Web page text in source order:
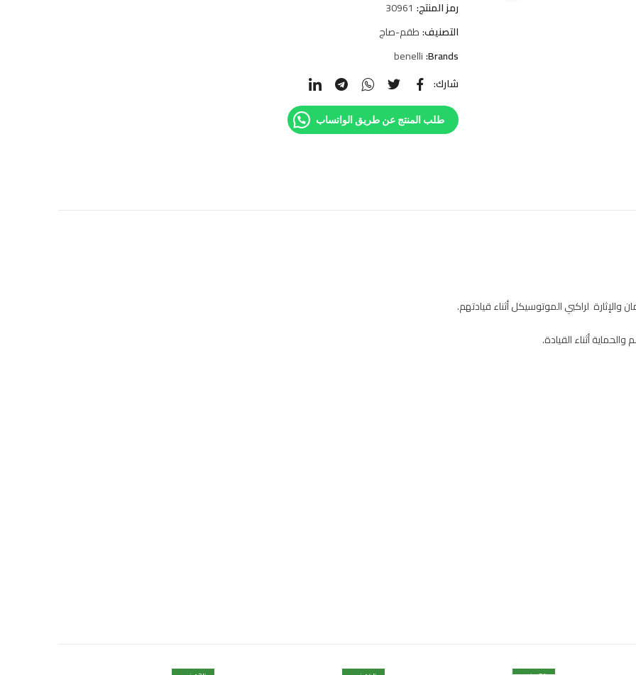
رمز المنتج: 30961
التصنيف:طقم-صاج
Brands:
benelli
شارك:
طلب المنتج عن طريق الواتساب
لراكبي الموتوسيكل أثناء قيادتهم.
أثناء القيادة.